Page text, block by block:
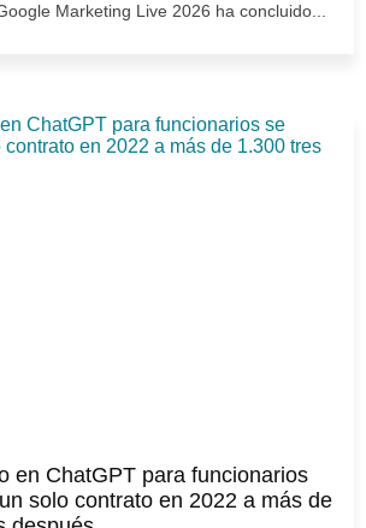
Marketing Live 2026 ha concluido...
en ChatGPT para funcionarios
solo contrato en 2022 a más de